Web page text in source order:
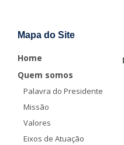
Mapa do Site
Home
Quem somos
Palavra do Presidente
Missão
Valores
Eixos de Atuação